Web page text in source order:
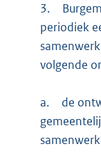
3.
periodiek
volgende
a.
de